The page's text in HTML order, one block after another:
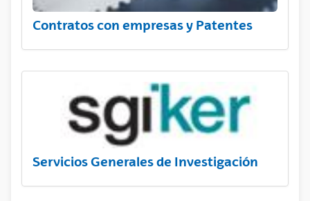
Contratos con empresas y Patentes
Servicios Generales de Investigación